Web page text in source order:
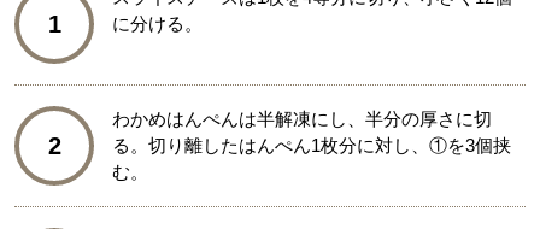
1
に分ける。
2
わかめはんぺんは半解凍にし、半分の厚さに切
る。切り離したはんぺん1枚分に対し、①を3個挟
む。